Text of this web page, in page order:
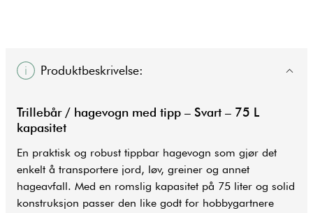
Produktbeskrivelse:
Trillebår / hagevogn med tipp – Svart – 75 L
kapasitet
En praktisk og robust tippbar hagevogn som gjør det
enkelt å transportere jord, løv, greiner og annet
hageavfall. Med en romslig kapasitet på 75 liter og solid
konstruksjon passer den like godt for hobbygartnere